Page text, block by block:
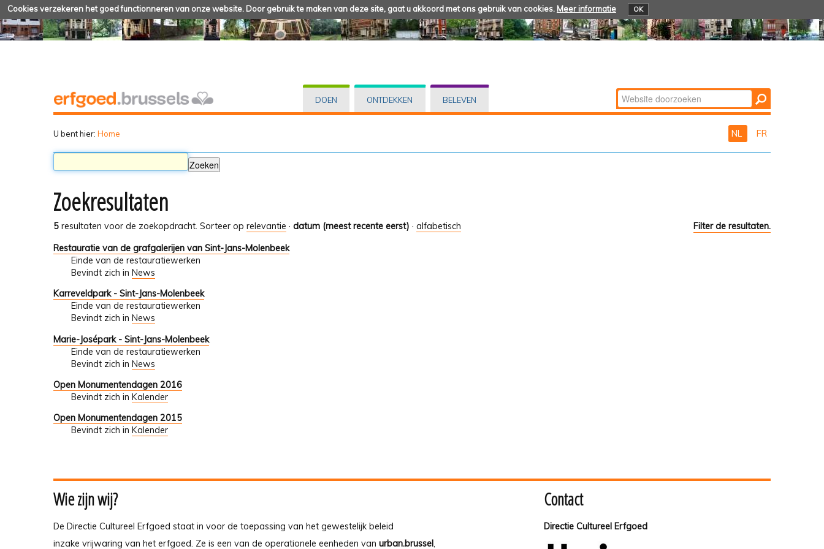
Cookies verzekeren het goed functionneren van onze website. Door gebruik te maken van deze site, gaat u akkoord met ons gebruik van cookies. Meer informatie OK
DOEN ONTDEKKEN BELEVEN Zoek
Geavanceerd
U bent hier: Home NL FR
Zoekresultaten
5 resultaten voor de zoekopdracht. Filter de resultaten.
Sorteer op relevantie · datum (meest recente eerst) · alfabetisch
Restauratie van de grafgalerijen van Sint-Jans-Molenbeek
Einde van de restauratiewerken
Bevindt zich in News
Karreveldpark - Sint-Jans-Molenbeek
Einde van de restauratiewerken
Bevindt zich in News
Marie-Josépark - Sint-Jans-Molenbeek
Einde van de restauratiewerken
Bevindt zich in News
Open Monumentendagen 2016
Bevindt zich in Kalender
Open Monumentendagen 2015
Bevindt zich in Kalender
Wie zijn wij?
De Directie Cultureel Erfgoed staat in voor de toepassing van het gewestelijk beleid
inzake vrijwaring van het erfgoed. Ze is een van de operationele eenheden van urban.brussel,
Contact
Directie Cultureel Erfgoed